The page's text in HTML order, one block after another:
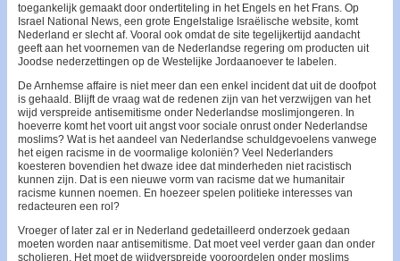
toegankelijk gemaakt door ondertiteling in het Engels en het Frans. Op
Israel National News, een grote Engelstalige Israëlische website, komt
Nederland er slecht af. Vooral ook omdat de site tegelijkertijd aandacht
geeft aan het voornemen van de Nederlandse regering om producten uit
Joodse nederzettingen op de Westelijke Jordaanoever te labelen.
De Arnhemse affaire is niet meer dan een enkel incident dat uit de doofpot
is gehaald. Blijft de vraag wat de redenen zijn van het verzwijgen van het
wijd verspreide antisemitisme onder Nederlandse moslimjongeren. In
hoeverre komt het voort uit angst voor sociale onrust onder Nederlandse
moslims? Wat is het aandeel van Nederlandse schuldgevoelens vanwege
het eigen racisme in de voormalige koloniën? Veel Nederlanders
koesteren bovendien het dwaze idee dat minderheden niet racistisch
kunnen zijn. Dat is een nieuwe vorm van racisme dat we humanitair
racisme kunnen noemen. En hoezeer spelen politieke interesses van
redacteuren een rol?
Vroeger of later zal er in Nederland gedetailleerd onderzoek gedaan
moeten worden naar antisemitisme. Dat moet veel verder gaan dan onder
scholieren. Het moet de wijdverspreide vooroordelen onder moslims